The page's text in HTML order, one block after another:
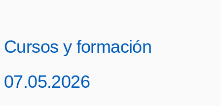
Cursos y formación
07.05.2026